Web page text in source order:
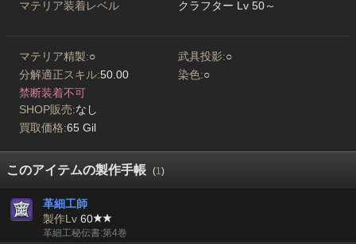
マテリア装着レベル
クラフター Lv 50～
マテリア精製:○ 武具投影:○
分解適正スキル:50.00 染色:○
禁断装着不可
SHOP販売:なし
買取価格:65 Gil
このアイテムの製作手帳 (1)
革細工師
製作Lv 60
革細工秘伝書:第4巻